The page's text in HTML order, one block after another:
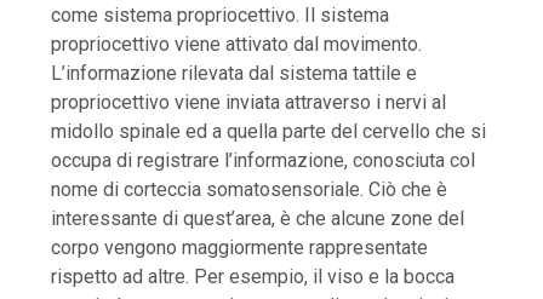
come sistema propriocettivo. Il sistema
propriocettivo viene attivato dal movimento.
L’informazione rilevata dal sistema tattile e
propriocettivo viene inviata attraverso i nervi al
midollo spinale ed a quella parte del cervello che si
occupa di registrare l’informazione, conosciuta col
nome di corteccia somatosensoriale. Ciò che è
interessante di quest’area, è che alcune zone del
corpo vengono maggiormente rappresentate
rispetto ad altre. Per esempio, il viso e la bocca